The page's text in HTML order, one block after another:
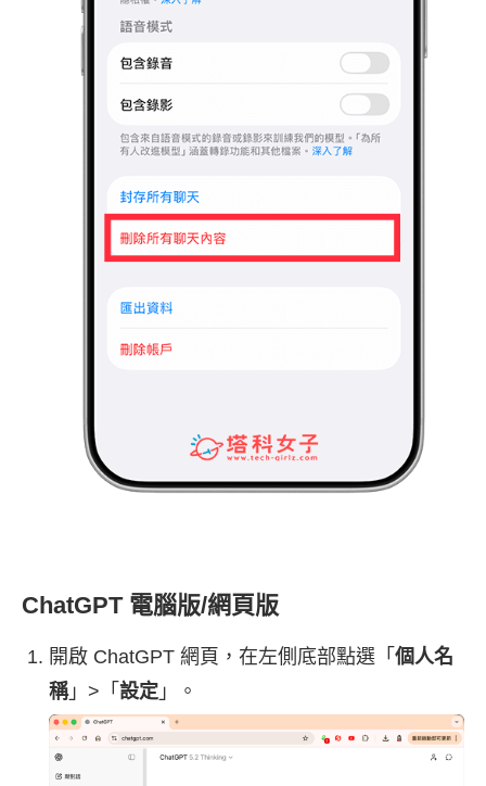
ChatGPT 電腦版/網頁版
開啟 ChatGPT 網頁，在左側底部點選「 個人名
稱」>「 設定 」。